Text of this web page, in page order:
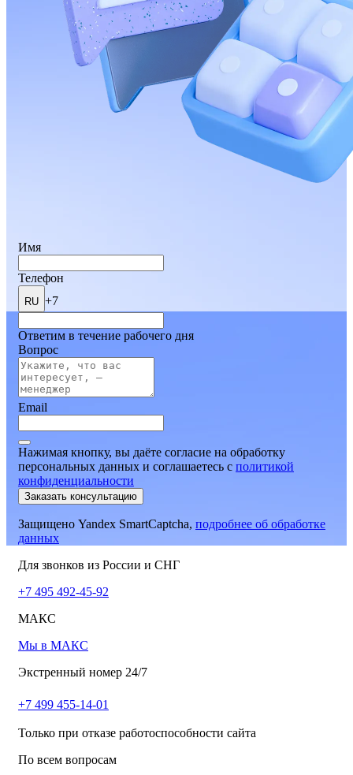
Имя
Телефон
RU +7
Ответим в течение рабочего дня
Вопрос
Email
Нажимая кнопку, вы даёте согласие на обработку
персональных данных и соглашаетесь c политикой
конфиденциальности
Заказать консультацию
Защищено Yandex SmartCaptcha, подробнее об обработке
данных
Для звонков из России и СНГ
+7 495 492-45-92
МАКС
Мы в МАКС
Экстренный номер 24/7
+7 499 455-14-01
Только при отказе работоспособности сайта
По всем вопросам